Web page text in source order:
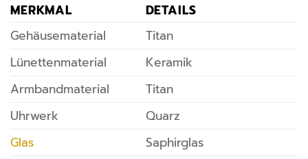
MERKMAL
DETAILS
Gehäusematerial
Titan
Lünettenmaterial
Keramik
Armbandmaterial
Titan
Uhrwerk
Quarz
Glas
Saphirglas